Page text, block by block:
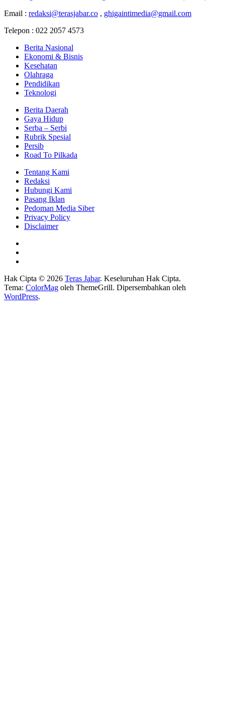
Email : redaksi@terasjabar.co , ghigaintimedia@gmail.com
Telepon : 022 2057 4573
Berita Nasional
Ekonomi & Bisnis
Kesehatan
Olahraga
Pendidikan
Teknologi
Berita Daerah
Gaya Hidup
Serba – Serbi
Rubrik Spesial
Persib
Road To Pilkada
Tentang Kami
Redaksi
Hubungi Kami
Pasang Iklan
Pedoman Media Siber
Privacy Policy
Disclaimer
Hak Cipta © 2026 Teras Jabar. Keseluruhan Hak Cipta.
Tema: ColorMag oleh ThemeGrill. Dipersembahkan oleh
WordPress.